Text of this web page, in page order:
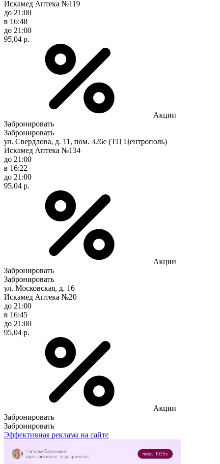
Искамед Аптека №119
до 21:00
в 16:48
до 21:00
95,04 р.
Акции
Забронировать
Забронировать
ул. Свердлова, д. 11, пом. 326е (ТЦ Центрополь)
Искамед Аптека №134
до 21:00
в 16:22
до 21:00
95,04 р.
Акции
Забронировать
Забронировать
ул. Московская, д. 16
Искамед Аптека №20
до 21:00
в 16:45
до 21:00
95,04 р.
Акции
Забронировать
Забронировать
Эффективная реклама на сайте